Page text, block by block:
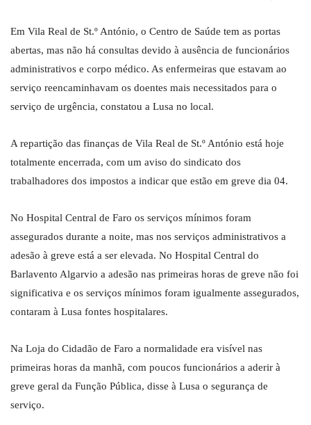
Em Vila Real de St.º António, o Centro de Saúde tem as portas
abertas, mas não há consultas devido à ausência de funcionários
administrativos e corpo médico. As enfermeiras que estavam ao
serviço reencaminhavam os doentes mais necessitados para o
serviço de urgência, constatou a Lusa no local.
A repartição das finanças de Vila Real de St.º António está hoje
totalmente encerrada, com um aviso do sindicato dos
trabalhadores dos impostos a indicar que estão em greve dia 04.
No Hospital Central de Faro os serviços mínimos foram
assegurados durante a noite, mas nos serviços administrativos a
adesão à greve está a ser elevada. No Hospital Central do
Barlavento Algarvio a adesão nas primeiras horas de greve não foi
significativa e os serviços mínimos foram igualmente assegurados,
contaram à Lusa fontes hospitalares.
Na Loja do Cidadão de Faro a normalidade era visível nas
primeiras horas da manhã, com poucos funcionários a aderir à
greve geral da Função Pública, disse à Lusa o segurança de
serviço.